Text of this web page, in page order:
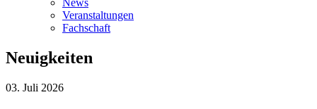
News
Veranstaltungen
Fachschaft
Neu­ig­kei­ten
03. Juli 2026